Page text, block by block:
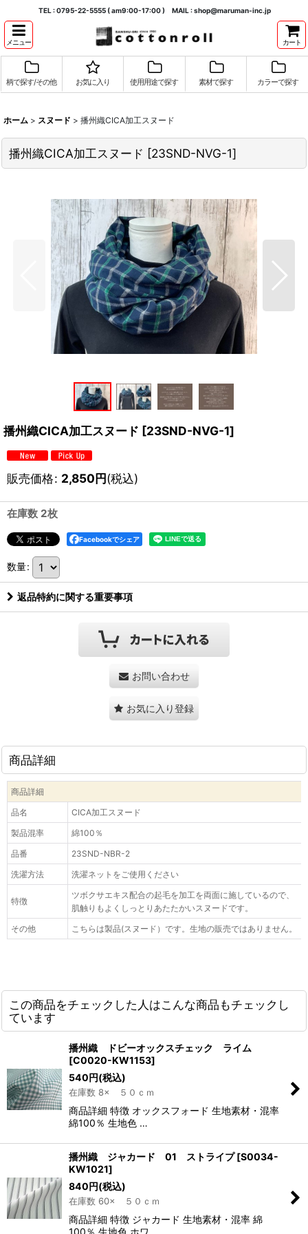
TEL : 0795-22-5555 ( am9:00-17:00 ) MAIL : shop@maruman-inc.jp
メニュー カート
柄で探す/その他 お気に入り 使用用途で探す 素材で探す カラーで探す
ホーム > スヌード > 播州織CICA加工スヌード
播州織CICA加工スヌード [23SND-NVG-1]
播州織CICA加工スヌード [23SND-NVG-1]
販売価格: 2,850円(税込)
在庫数 2枚
Facebookでシェア
数量:
返品特約に関する重要事項
お問い合わせ
お気に入り登録
商品詳細
商品詳細
品名
CICA加工スヌード
製品混率
綿100％
品番
23SND-NBR-2
洗濯方法
洗濯ネットをご使用ください
特徴
ツボクサエキス配合の起毛を加工を両面に施しているので、
肌触りもよくしっとりあたたかいスヌードです。
その他
こちらは製品(スヌード）です。生地の販売ではありません。
この商品をチェックした人はこんな商品もチェックし
ています
播州織 ドビーオックスチェック ライム
[C0020-KW1153]
540円(税込)
在庫数 8× ５０ｃｍ
商品詳細 特徴 オックスフォード 生地素材・混率
綿100％ 生地色 …
播州織 ジャカード 01 ストライプ [S0034-
KW1021]
840円(税込)
在庫数 60× ５０ｃｍ
商品詳細 特徴 ジャカード 生地素材・混率 綿
100％ 生地色 ホワ…